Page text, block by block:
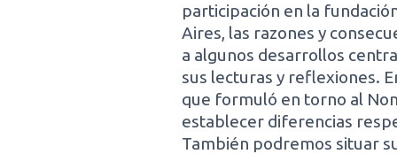
participación en la
Aires, las razones y
a algunos desarrollos
sus lecturas y reflexiones.
que formuló en torno al
establecer diferencias
También podremos situar